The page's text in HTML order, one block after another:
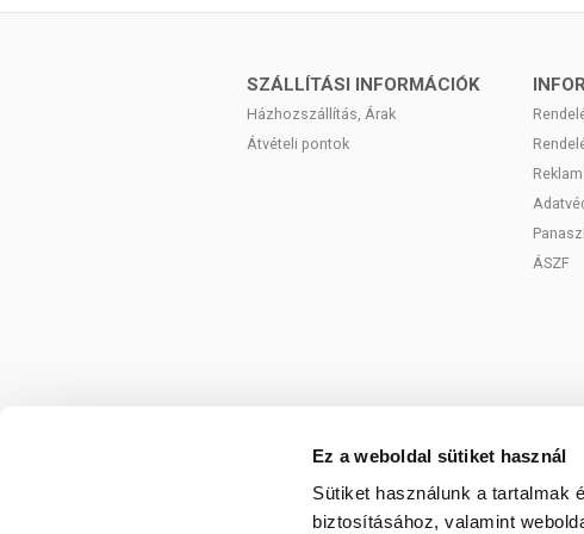
Ez a weboldal sütiket használ
Sütiket használunk a tartalmak
biztosításához, valamint
Tárolás:Legfeljebb 25 °C-on, száraz, tiszta
Minőségét megőrzi: Lásd a
SZÁLLÍTÁSI INFORMÁCIÓK
Házhozszállítás, Árak
Átvételi pontok
ÁSZF